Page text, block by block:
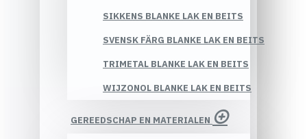
SIKKENS BLANKE LAK EN BEITS
SVENSK FÄRG BLANKE LAK EN BEITS
TRIMETAL BLANKE LAK EN BEITS
WIJZONOL BLANKE LAK EN BEITS
GEREEDSCHAP EN MATERIALEN